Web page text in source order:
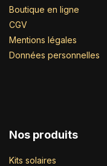
Boutique en ligne
CGV
Mentions légales
Données personnelles
Nos produits
Kits solaires